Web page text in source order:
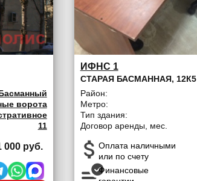
ворота
11
000 руб.
ИФНС 1
СТАРАЯ БАСМАННАЯ, 12К5
Район:
Метро:
Тип здания:
Договор аренды, мес.
Оплата наличными
или по счету
Финансовые